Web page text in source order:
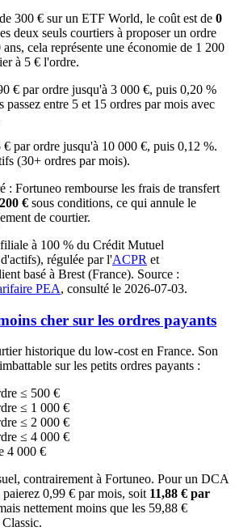
300 € sur un ETF World, le coût est de 0
deux seuls courtiers à proposer un ordre
cela représente une économie de 1 200
à 5 € l'ordre.
€ par ordre jusqu'à 3 000 €, puis 0,20 %
passez entre 5 et 15 ordres par mois avec
€ par ordre jusqu'à 10 000 €, puis 0,12 %.
(30+ ordres par mois).
: Fortuneo rembourse les frais de transfert
200 € sous conditions, ce qui annule le
de courtier.
à 100 % du Crédit Mutuel
régulée par l'ACPR et
basé à Brest (France). Source :
PEA, consulté le 2026-07-03.
cher sur les ordres payants
historique du low-cost en France. Son
sur les petits ordres payants :
≤ 500 €
≤ 1 000 €
≤ 2 000 €
≤ 4 000 €
4 000 €
contrairement à Fortuneo. Pour un DCA
0,99 € par mois, soit 11,88 € par
nettement moins que les 59,88 €